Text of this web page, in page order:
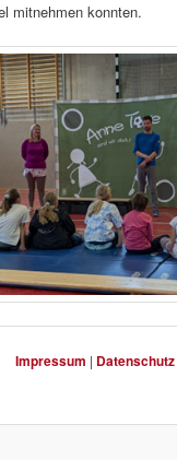
mitnehmen konnten.
Impressum | Datenschutz